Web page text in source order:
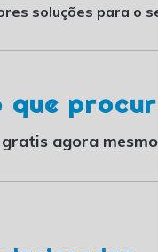
soluções para o
que
agora